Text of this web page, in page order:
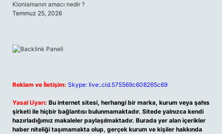
Klonlamanın amacı nedir ?
Temmuz 25, 2026
Reklam ve İletişim: Skype: live:.cid.575569c608265c69
Yasal Uyarı: Bu internet sitesi, herhangi bir marka, kurum veya şahıs
şirketi ile hiçbir bağlantısı bulunmamaktadır. Sitede yalnızca kendi
hazırladığımız makaleler paylaşılmaktadır. Burada yer alan içerikler
haber niteliği taşımamakta olup, gerçek kurum ve kişiler hakkında